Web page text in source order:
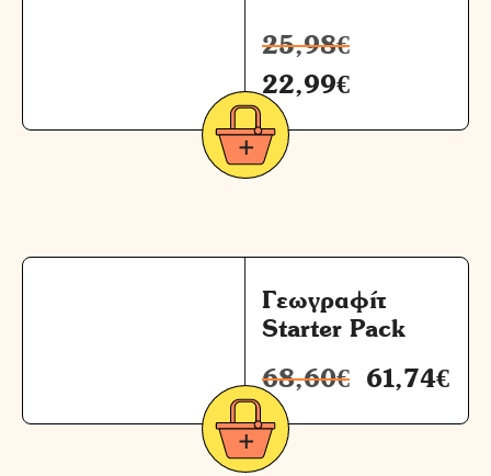
25,98€
22,99€
Γεωγραφίτ
Starter Pack
68,60€ 61,74€